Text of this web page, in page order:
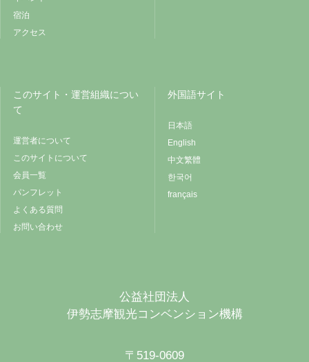
宿泊
アクセス
このサイト・運営組織につい
て
運営者について
このサイトについて
会員一覧
パンフレット
よくある質問
お問い合わせ
外国語サイト
日本語
English
中文繁體
한국어
français
公益社団法人
伊勢志摩観光コンベンション機構
〒519-0609